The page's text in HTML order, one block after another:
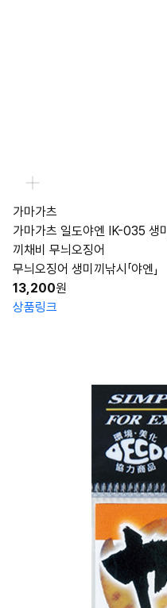
가마가츠
가마가츠 일도야엔 IK-035 생미
끼채비 무늬오징어
무늬오징어 생미끼낚시「야엔」
13,200원
상품링크